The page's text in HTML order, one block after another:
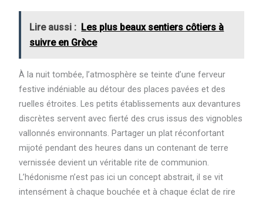
Lire aussi : Les plus beaux sentiers côtiers à
suivre en Grèce
À la nuit tombée, l’atmosphère se teinte d’une ferveur
festive indéniable au détour des places pavées et des
ruelles étroites. Les petits établissements aux devantures
discrètes servent avec fierté des crus issus des vignobles
vallonnés environnants. Partager un plat réconfortant
mijoté pendant des heures dans un contenant de terre
vernissée devient un véritable rite de communion.
L’hédonisme n’est pas ici un concept abstrait, il se vit
intensément à chaque bouchée et à chaque éclat de rire